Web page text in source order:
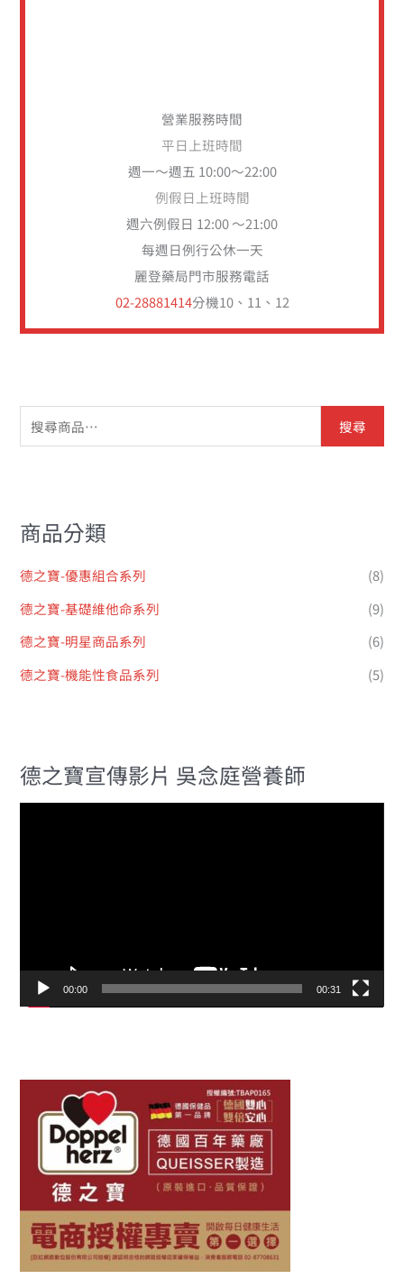
營業服務時間
平日上班時間
週一～週五 10:00～22:00
例假日上班時間
週六例假日 12:00 ～21:00
每週日例行公休一天
麗登藥局門市服務電話
02-28881414分機10、11、12
搜尋
商品分類
德之寶-優惠組合系列
(8)
德之寶-基礎維他命系列
(9)
德之寶-明星商品系列
(6)
德之寶-機能性食品系列
(5)
德之寶宣傳影片 吳念庭營養師
00:00 00:31